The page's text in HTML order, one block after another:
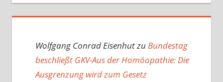
Wolfgang Conrad EisenhutzuBundestag
beschließt GKV-Aus der Homöopathie: Die
Ausgrenzung wird zum Gesetz